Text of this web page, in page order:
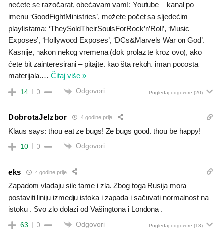
nećete se razočarat, obećavam vam!: Youtube – kanal po
imenu ‘GoodFightMinistries’, možete počet sa sljedećim
playlistama: ‘TheySoldTheirSoulsForRock’n’Roll’, ‘Music
Exposes’, ‘Hollywood Exposes’, ‘DCs&Marvels War on God’.
Kasnije, nakon nekog vremena (dok prolazite kroz ovo), ako
ćete bit zainteresirani – pitajte, kao šta rekoh, iman podosta
materijala.… Čitaj više »
14 0 Odgovori Pogledaj odgovore (20)
DobrotaJeIzbor 4 godine prije
Klaus says: thou eat ze bugs! Ze bugs good, thou be happy!
10 0 Odgovori
eks 4 godine prije
Zapadom vladaju sile tame i zla. Zbog toga Rusija mora
postaviti liniju izmedju istoka i zapada i sačuvati normalnost na
istoku . Svo zlo dolazi od Vašingtona i Londona .
63 0 Odgovori Pogledaj odgovore (13)